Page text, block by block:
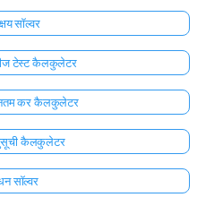
सॉल्वर
टेस्ट कैलकुलेटर
कर कैलकुलेटर
कैलकुलेटर
सॉल्वर